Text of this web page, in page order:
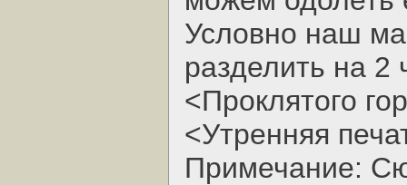
Условно наш
разделить на 2
<Проклятого
<Утренняя
Примечание: